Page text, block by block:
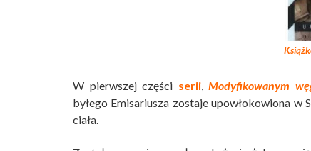
W pierwszej części serii, Modyfikowanym
byłego Emisariusza zostaje upowłokowiona
ciała.